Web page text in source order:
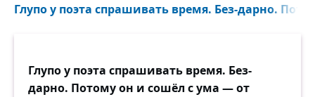
Глупо у поэта спрашивать время. Без-дарно.
Глупо у поэта спрашивать время. Без-
дарно. Потому он и сошёл с ума — от